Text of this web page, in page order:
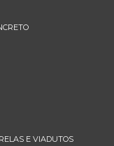
E VIADUTOS